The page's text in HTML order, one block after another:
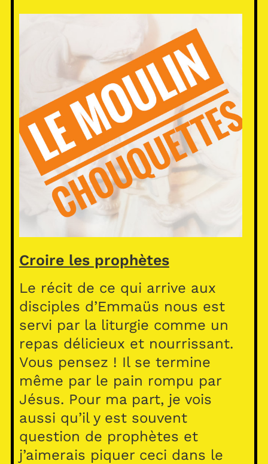
Croire les prophètes
Le récit de ce qui arrive aux
disciples d’Emmaüs nous est
servi par la liturgie comme un
repas délicieux et nourrissant.
Vous pensez ! Il se termine
même par le pain rompu par
Jésus. Pour ma part, je vois
aussi qu’il y est souvent
question de prophètes et
j’aimerais piquer ceci dans le